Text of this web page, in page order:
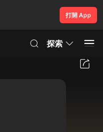
打開 App
探索